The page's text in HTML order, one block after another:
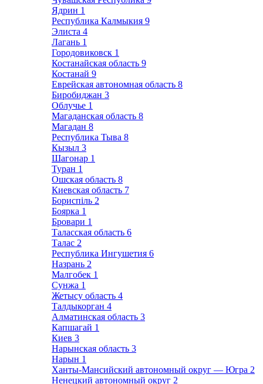
Ядрин 1
Республика Калмыкия 9
Элиста 4
Лагань 1
Городовиковск 1
Костанайская область 9
Костанай 9
Еврейская автономная область 8
Биробиджан 3
Облучье 1
Магаданская область 8
Магадан 8
Республика Тыва 8
Кызыл 3
Шагонар 1
Туран 1
Ошская область 8
Киевская область 7
Бориспіль 2
Боярка 1
Бровари 1
Таласская область 6
Талас 2
Республика Ингушетия 6
Назрань 2
Малгобек 1
Сунжа 1
Жетысу область 4
Талдыкорган 4
Алматинская область 3
Капшагай 1
Киев 3
Нарынская область 3
Нарын 1
Ханты-Мансийский автономный округ — Югра 2
Ненецкий автономный округ 2